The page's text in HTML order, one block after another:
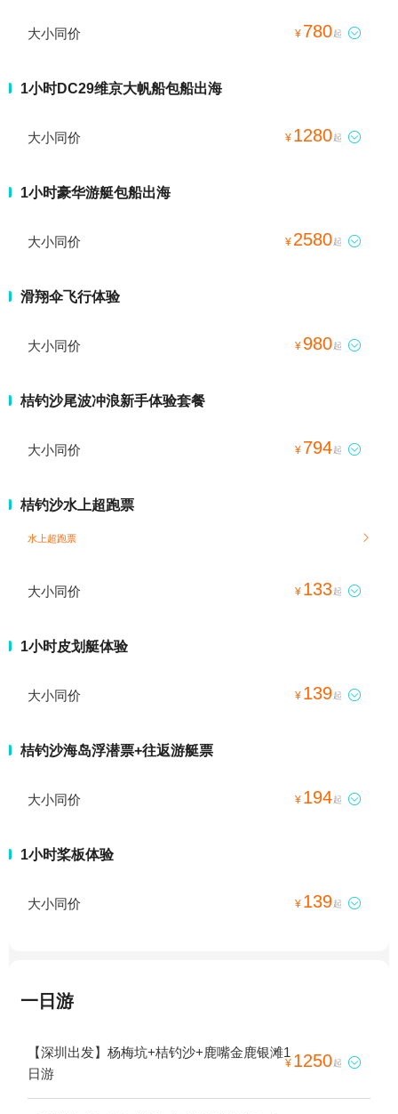
大小同价 ¥ 780起 
1小时DC29维京大帆船包船出海
大小同价 ¥ 1280起 
1小时豪华游艇包船出海
大小同价 ¥ 2580起 
滑翔伞飞行体验
大小同价 ¥ 980起 
桔钓沙尾波冲浪新手体验套餐
大小同价 ¥ 794起 
桔钓沙水上超跑票
水上超跑票 
大小同价 ¥ 133起 
1小时皮划艇体验
大小同价 ¥ 139起 
桔钓沙海岛浮潜票+往返游艇票
大小同价 ¥ 194起 
1小时桨板体验
大小同价 ¥ 139起 
一日游
【深圳出发】杨梅坑+桔钓沙+鹿嘴金鹿银滩1
日游
¥ 1250起 